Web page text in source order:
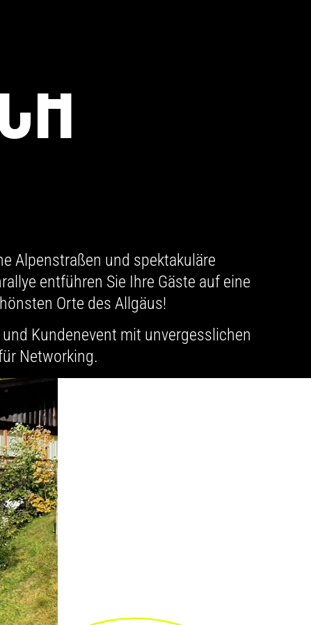
Alpenstraßen und spektakuläre
entführen Sie Ihre Gäste auf eine
Orte des Allgäus!
Kundenevent mit unvergesslichen
Networking.